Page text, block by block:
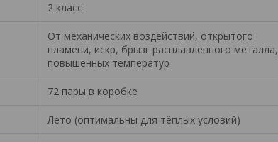
2 класс
От механических воздействий, открытого
пламени, искр, брызг расплавленного металла,
повышенных температур
72 пары в коробке
Лето (оптимальны для тёплых условий)